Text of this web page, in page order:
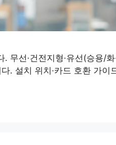
선·건전지형·유선(승용/화
. 설치 위치·카드 호환 가이